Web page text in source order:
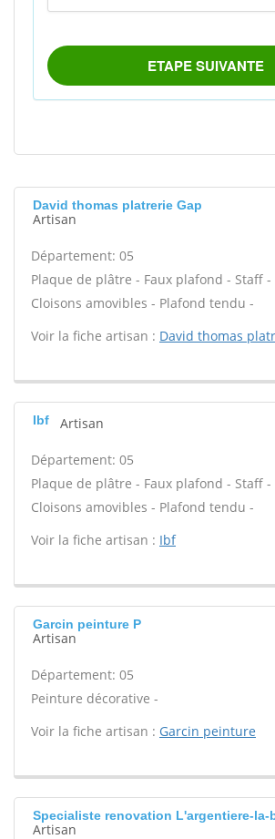
David thomas platrerie Gap
Artisan
Département: 05
Plaque de plâtre - Faux plafond - Staff -
Cloisons amovibles - Plafond tendu -
Voir la fiche artisan : David thomas
Ibf Artisan
Département: 05
Plaque de plâtre - Faux plafond - Staff -
Cloisons amovibles - Plafond tendu -
Voir la fiche artisan : Ibf
Garcin peinture P
Artisan
Département: 05
Peinture décorative -
Voir la fiche artisan : Garcin peinture
Specialiste renovation L'argentiere-la-
Artisan